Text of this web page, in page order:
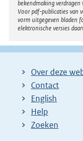
bekendmaking
Voor pdf-publicaties van
vorm uitgegeven bladen
elektronische versies
Over deze
Contact
English
Help
Zoeken